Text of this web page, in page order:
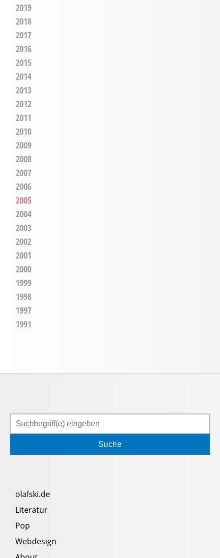
2019
2018
2017
2016
2015
2014
2013
2012
2011
2010
2009
2008
2007
2006
2005
2004
2003
2002
2001
2000
1999
1998
1997
1991
Suchen
olafski.de
Literatur
Pop
Webdesign